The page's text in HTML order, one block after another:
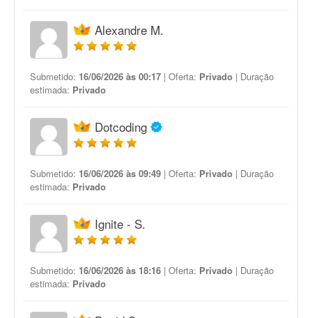
Alexandre M.
Submetido: 16/06/2026 às 00:17 | Oferta: Privado | Duração
estimada: Privado
Dotcoding
Submetido: 16/06/2026 às 09:49 | Oferta: Privado | Duração
estimada: Privado
Ignite - S.
Submetido: 16/06/2026 às 18:16 | Oferta: Privado | Duração
estimada: Privado